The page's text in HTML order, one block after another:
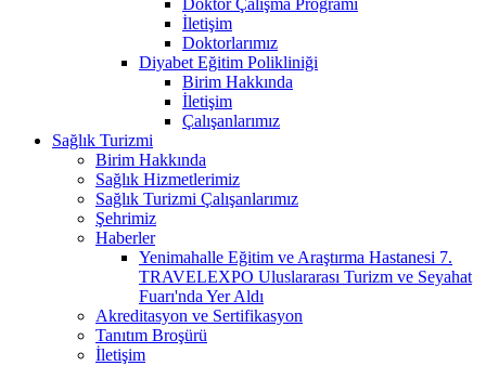
İletişim
Doktorlarımız
Diyabet Eğitim Polikliniği
Birim Hakkında
İletişim
Çalışanlarımız
Sağlık Turizmi
Birim Hakkında
Sağlık Hizmetlerimiz
Sağlık Turizmi Çalışanlarımız
Şehrimiz
Haberler
Yenimahalle Eğitim ve Araştırma Hastanesi 7.
TRAVELEXPO Uluslararası Turizm ve Seyahat
Fuarı'nda Yer Aldı
Akreditasyon ve Sertifikasyon
Tanıtım Broşürü
İletişim